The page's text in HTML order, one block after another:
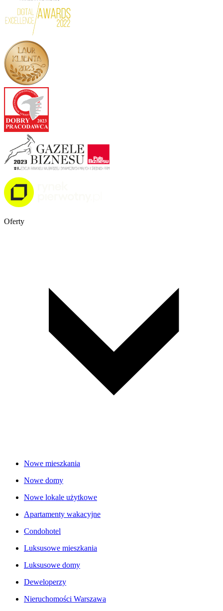
Oferty
Nowe mieszkania
Nowe domy
Nowe lokale użytkowe
Apartamenty wakacyjne
Condohotel
Luksusowe mieszkania
Luksusowe domy
Deweloperzy
Nieruchomości Warszawa